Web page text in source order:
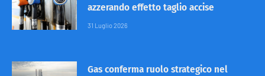
azzerando effetto taglio accise
31 Luglio 2026
Gas conferma ruolo strategico nel